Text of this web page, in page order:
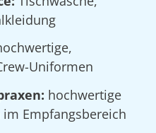
Uniformen
hochwertige
Empfangsbereich